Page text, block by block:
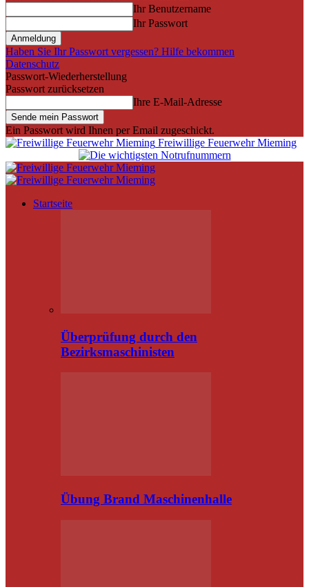
Ihr Benutzername
Ihr Passwort
Haben Sie Ihr Passwort vergessen? Hilfe bekommen
Datenschutz
Passwort-Wiederherstellung
Passwort zurücksetzen
Ihre E-Mail-Adresse
Ein Passwort wird Ihnen per Email zugeschickt.
Freiwillige Feuerwehr Mieming
Startseite
Überprüfung durch den
Bezirksmaschinisten
Übung Brand Maschinenhalle